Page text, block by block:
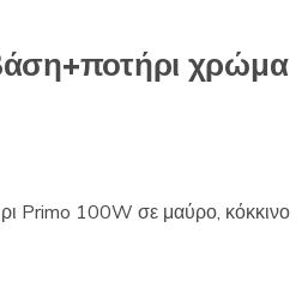
χρώμα
Primo 100W σε μαύρο, κόκκινο